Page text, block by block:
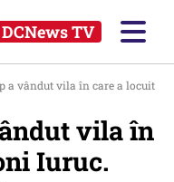
DCNews TV
a vândut vila în care a locuit
vila în
Iuruc.